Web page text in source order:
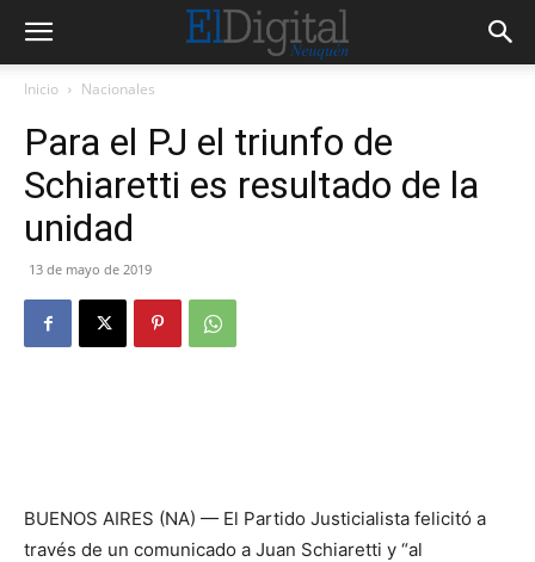
Inicio Nacionales
Para el PJ el triunfo de
Schiaretti es resultado de la
unidad
13 de mayo de 2019
BUENOS AIRES (NA) — El Partido Justicialista felicitó a
través de un comunicado a Juan Schiaretti y “al